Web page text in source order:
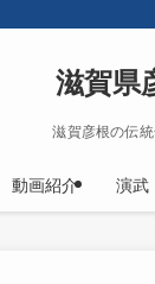
滋賀県
滋賀彦根の伝
動画紹介 演武